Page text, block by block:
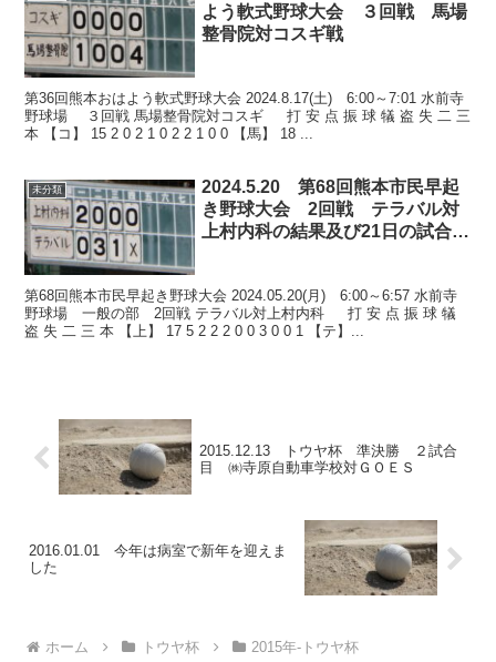
よう軟式野球大会 ３回戦 馬場
整骨院対コスギ戦
第36回熊本おはよう軟式野球大会 2024.8.17(土) 6:00～7:01 水前寺
野球場 ３回戦 馬場整骨院対コスギ 打 安 点 振 球 犠 盗 失 二 三
本 【コ】 15 2 0 2 1 0 2 2 1 0 0 【馬】 18 ...
未分類
2024.5.20 第68回熊本市民早起
き野球大会 2回戦 テラバル対
上村内科の結果及び21日の試合予
第68回熊本市民早起き野球大会 2024.05.20(月) 6:00～6:57 水前寺
野球場 一般の部 2回戦 テラバル対上村内科 打 安 点 振 球 犠
盗 失 二 三 本 【上】 17 5 2 2 2 0 0 3 0 0 1 【テ】...
2015.12.13 トウヤ杯 準決勝 ２試合
目 ㈱寺原自動車学校対ＧＯＥＳ
2016.01.01 今年は病室で新年を迎えま
した
ホーム トウヤ杯 2015年-トウヤ杯